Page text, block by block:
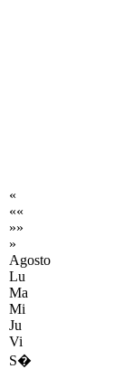
«
««
»»
»
Agosto
Lu
Ma
Mi
Ju
Vi
S�